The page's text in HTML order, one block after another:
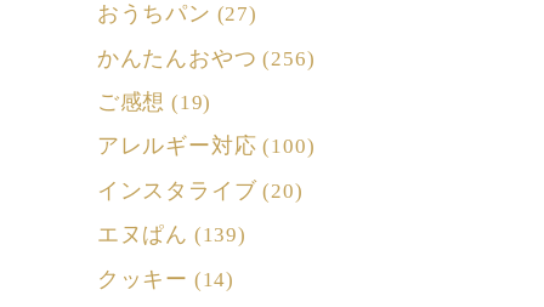
おうちパン (27)
かんたんおやつ (256)
ご感想 (19)
アレルギー対応 (100)
インスタライブ (20)
エヌぱん (139)
クッキー (14)